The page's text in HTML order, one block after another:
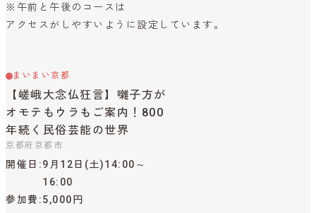
※午前と午後のコースは
アクセスがしやすいように設定しています。
まいまい京都
【嵯峨大念仏狂言】囃子方が
オモテもウラもご案内！800
年続く民俗芸能の世界
京都府京都市
開催日
9月12日(土)14:00～
16:00
参加費 5,000円